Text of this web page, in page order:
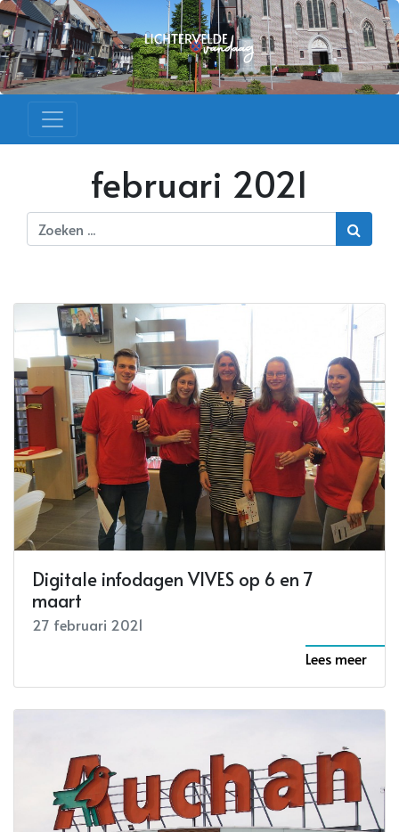
februari 2021
Digitale infodagen VIVES op 6 en 7
maart
27 februari 2021
Lees meer